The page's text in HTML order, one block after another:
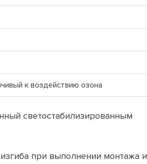
к воздействию озона
светостабилизированным
при выполнении монтажа и